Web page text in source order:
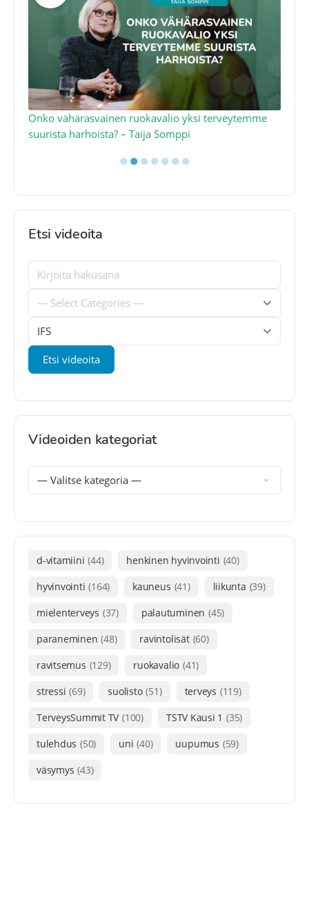
Onko vähärasvainen ruokavalio yksi terveytemme
suurista harhoista? – Taija Somppi
●●●●●●●
Etsi videoita
Videoiden kategoriat
d-vitamiini (44) henkinen hyvinvointi (40)
hyvinvointi (164) kauneus (41) liikunta (39)
mielenterveys (37) palautuminen (45)
paraneminen (48) ravintolisät (60)
ravitsemus (129) ruokavalio (41)
stressi (69) suolisto (51) terveys (119)
TerveysSummit TV (100) TSTV Kausi 1 (35)
tulehdus (50) uni (40) uupumus (59)
väsymys (43)